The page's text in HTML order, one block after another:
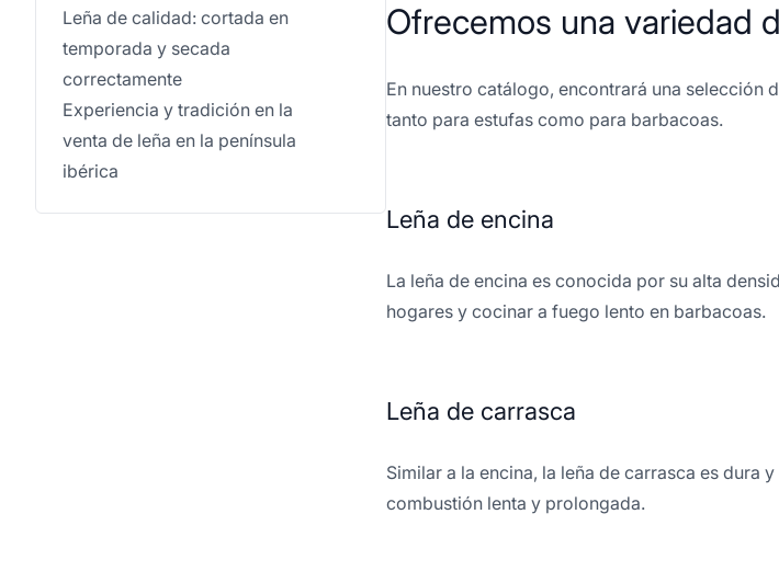
Leña de calidad: cortada en
temporada y secada
correctamente
Experiencia y tradición en la
venta de leña en la península
ibérica
Ofrecemos una variedad
En nuestro catálogo, encontrará una selección
tanto para estufas como para barbacoas.
Leña de encina
La leña de encina es conocida por su alta
hogares y cocinar a fuego lento en barbacoas.
Leña de carrasca
Similar a la encina, la leña de carrasca es dura
combustión lenta y prolongada.